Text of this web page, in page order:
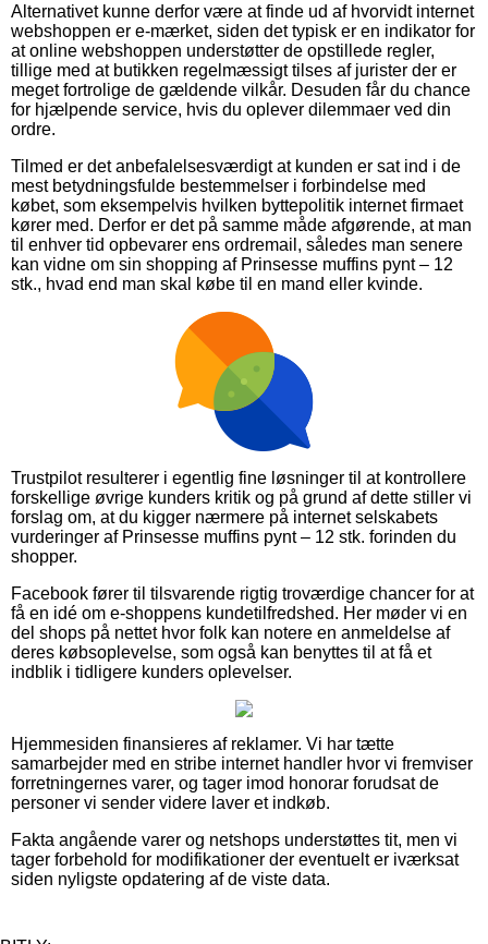
Alternativet kunne derfor være at finde ud af hvorvidt internet
webshoppen er e-mærket, siden det typisk er en indikator for
at online webshoppen understøtter de opstillede regler,
tillige med at butikken regelmæssigt tilses af jurister der er
meget fortrolige de gældende vilkår. Desuden får du chance
for hjælpende service, hvis du oplever dilemmaer ved din
ordre.
Tilmed er det anbefalelsesværdigt at kunden er sat ind i de
mest betydningsfulde bestemmelser i forbindelse med
købet, som eksempelvis hvilken byttepolitik internet firmaet
kører med. Derfor er det på samme måde afgørende, at man
til enhver tid opbevarer ens ordremail, således man senere
kan vidne om sin shopping af Prinsesse muffins pynt – 12
stk., hvad end man skal købe til en mand eller kvinde.
Trustpilot resulterer i egentlig fine løsninger til at kontrollere
forskellige øvrige kunders kritik og på grund af dette stiller vi
forslag om, at du kigger nærmere på internet selskabets
vurderinger af Prinsesse muffins pynt – 12 stk. forinden du
shopper.
Facebook fører til tilsvarende rigtig troværdige chancer for at
få en idé om e-shoppens kundetilfredshed. Her møder vi en
del shops på nettet hvor folk kan notere en anmeldelse af
deres købsoplevelse, som også kan benyttes til at få et
indblik i tidligere kunders oplevelser.
Hjemmesiden finansieres af reklamer. Vi har tætte
samarbejder med en stribe internet handler hvor vi fremviser
forretningernes varer, og tager imod honorar forudsat de
personer vi sender videre laver et indkøb.
Fakta angående varer og netshops understøttes tit, men vi
tager forbehold for modifikationer der eventuelt er iværksat
siden nyligste opdatering af de viste data.